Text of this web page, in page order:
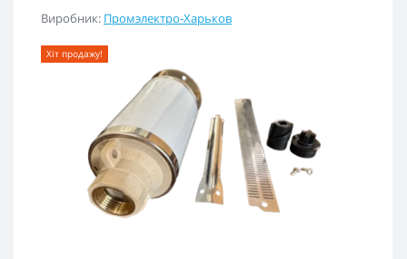
Виробник: Промэлектро-Харьков
Хіт продажу!